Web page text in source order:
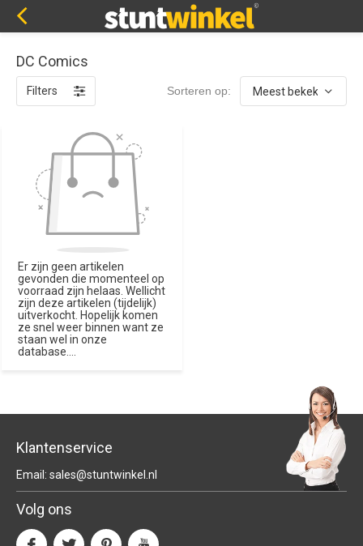
DC Comics
Filters Sorteren op:
Er zijn geen artikelen
gevonden die momenteel op
voorraad zijn helaas. Wellicht
zijn deze artikelen (tijdelijk)
uitverkocht. Hopelijk komen
ze snel weer binnen want ze
staan wel in onze
database....
Klantenservice
Email: sales@stuntwinkel.nl
Volg ons